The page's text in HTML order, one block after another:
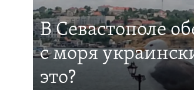
В Севастополе
с моря
это?